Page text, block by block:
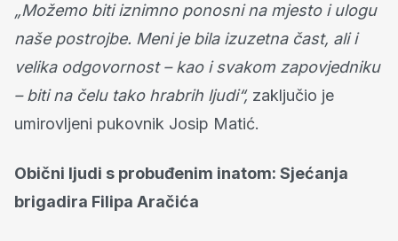
„Možemo biti iznimno ponosni na mjesto i ulogu
naše postrojbe. Meni je bila izuzetna čast, ali i
velika odgovornost – kao i svakom zapovjedniku
– biti na čelu tako hrabrih ljudi“, zaključio je
umirovljeni pukovnik Josip Matić.
Obični ljudi s probuđenim inatom: Sjećanja
brigadira Filipa Aračića